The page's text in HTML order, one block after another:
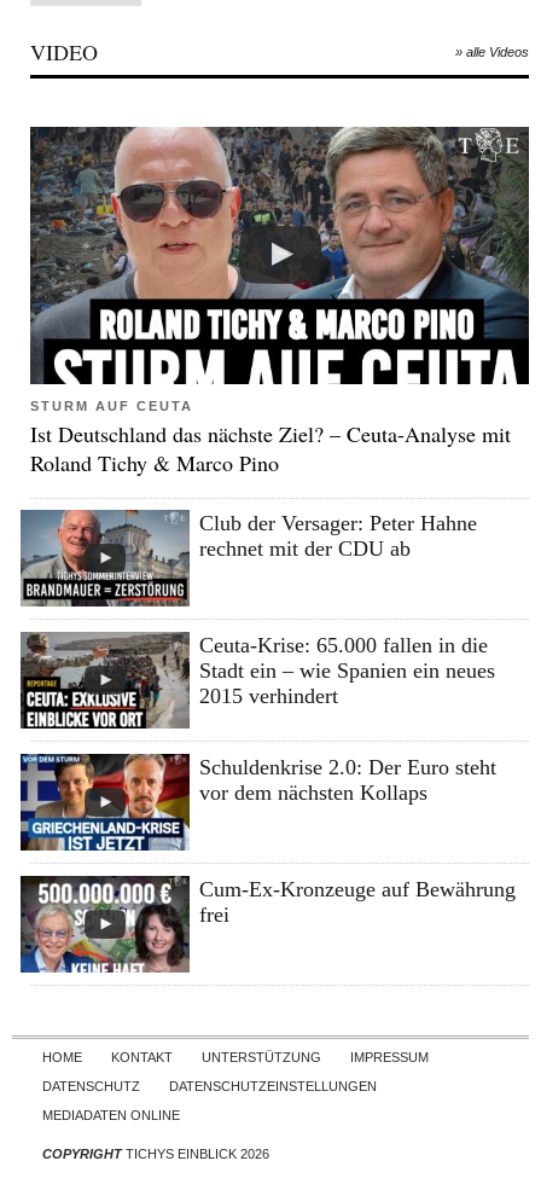
VIDEO » alle Videos
STURM AUF CEUTA
Ist Deutschland das nächste Ziel? – Ceuta-Analyse mit
Roland Tichy & Marco Pino
Club der Versager: Peter Hahne
rechnet mit der CDU ab
Ceuta-Krise: 65.000 fallen in die
Stadt ein – wie Spanien ein neues
2015 verhindert
Schuldenkrise 2.0: Der Euro steht
vor dem nächsten Kollaps
Cum-Ex-Kronzeuge auf Bewährung
frei
Skip to content
HOME KONTAKT UNTERSTÜTZUNG
IMPRESSUM
DATENSCHUTZ
DATENSCHUTZEINSTELLUNGEN
MEDIADATEN ONLINE
COPYRIGHTTICHYS EINBLICK 2026